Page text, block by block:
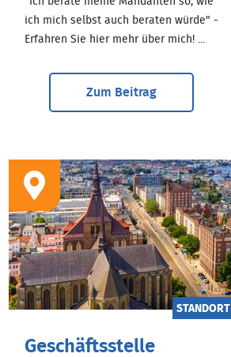
ich mich selbst auch beraten würde" -
Erfahren Sie hier mehr über mich! ...
Zum Beitrag
STANDORT
Geschäftsstelle